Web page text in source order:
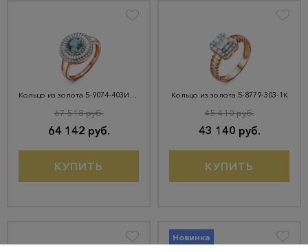
Кольцо из золота 5-9074-403И4-1КБ-СитПрб
64 142 руб.
67 518 руб.
КУПИТЬ
Кольцо из золота 5-8779-303-1К
43 140 руб.
45 410 руб.
КУПИТЬ
Новинка